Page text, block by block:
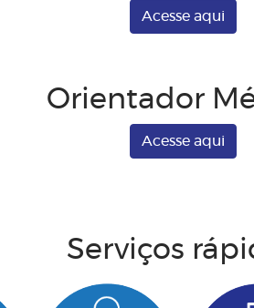
odontológica credenciada do Plano
Orientador
Serviços